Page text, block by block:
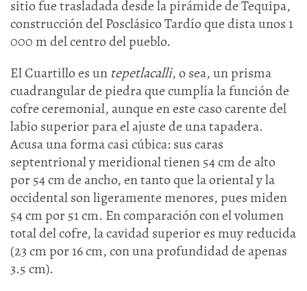
sitio fue trasladada desde la pirámide de Tequipa,
construcción del Posclásico Tardío que dista unos 1
000 m del centro del pueblo.
El Cuartillo es un tepetlacalli, o sea, un prisma
cuadrangular de piedra que cumplía la función de
cofre ceremonial, aunque en este caso carente del
labio superior para el ajuste de una tapadera.
Acusa una forma casi cúbica: sus caras
septentrional y meridional tienen 54 cm de alto
por 54 cm de ancho, en tanto que la oriental y la
occidental son ligeramente menores, pues miden
54 cm por 51 cm. En comparación con el volumen
total del cofre, la cavidad superior es muy reducida
(23 cm por 16 cm, con una profundidad de apenas
3.5 cm).